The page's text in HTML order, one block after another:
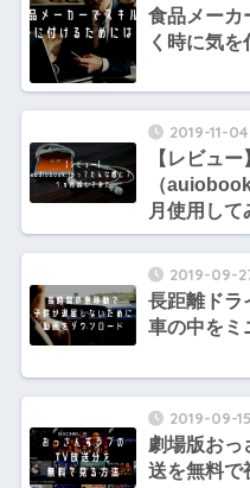
食品メーカ
く時に気
2019-11-04
【レビュ
（
月使用して
2019-09-
長距離ドラ
車の中をミ
2019-09-15
劇場版おっ
送を無料で